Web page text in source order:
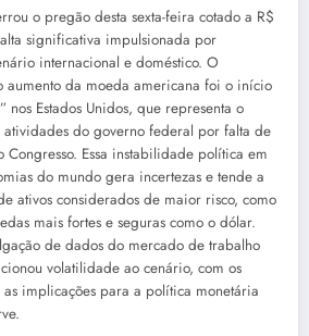
o pregão desta sexta-feira cotado a R$
significativa impulsionada por
internacional e doméstico. O
da moeda americana foi o início
nos Estados Unidos, que representa o
do governo federal por falta de
Essa instabilidade política em
do mundo gera incertezas e tende a
ativos considerados de maior risco, como
mais fortes e seguras como o dólar.
de dados do mercado de trabalho
volatilidade ao cenário, com os
implicações para a política monetária